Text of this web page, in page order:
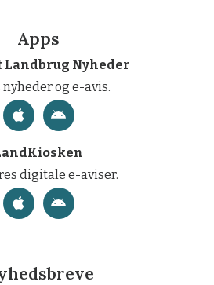
Apps
Landbrug Nyheder
nyheder og e-avis.
digitale e-aviser.